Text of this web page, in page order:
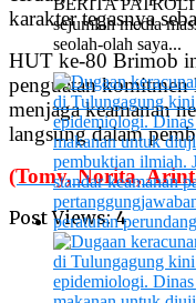
karakter tegasnya
HUT ke-80 Brimob
penguatan
menjaga keamanan
langsung dalam
(Tomy, Norita,
Post Views: 4
BERITA PATROLI
sejumlah media
seolah-olah saya...